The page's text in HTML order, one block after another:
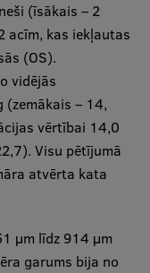
(īsākais – 2
acīm, kas iekļautas
(OS).
vidējās
(zemākais – 14,
vērtībai 14,0
Visu pētījumā
atvērta kata
μm līdz 914 μm
garums bija no